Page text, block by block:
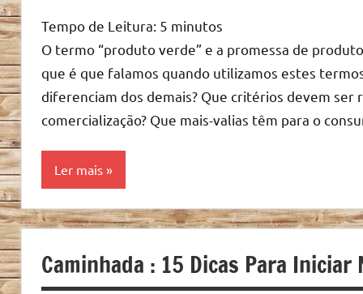
Tempo de Leitura: 5 minutos
O termo “produto verde” e a promessa de
que é que falamos quando utilizamos estes
diferenciam dos demais? Que critérios devem
comercialização? Que mais-valias têm para o
Ler mais
Produtos
Caminhada : 15 Dicas Para